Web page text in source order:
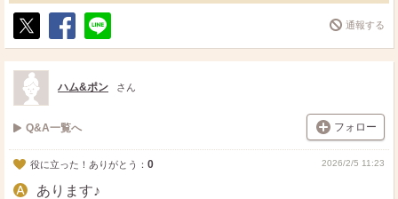
ポ
ス
ト
シ
ェ
送
る
通報する
ハム&ポン さん
Q&A一覧へ フォロー
役に立った！ありがとう： 0 2026/2/5 11:23
あります♪